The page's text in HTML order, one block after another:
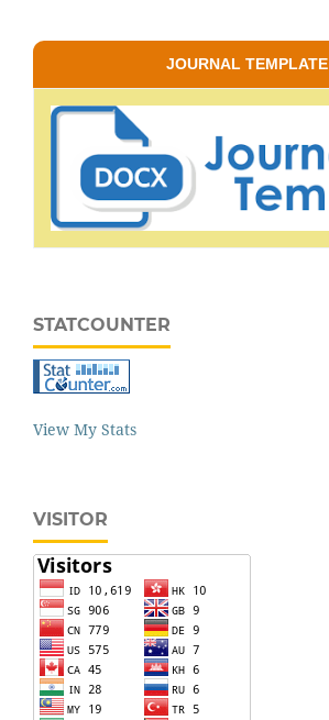
JOURNAL TEMPLATE
STATCOUNTER
View My Stats
VISITOR